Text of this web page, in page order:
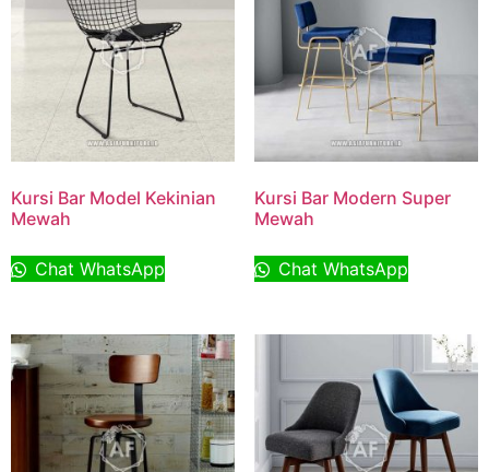
Kursi Bar Model Kekinian
Mewah
Chat WhatsApp
Kursi Bar Modern Super
Mewah
Chat WhatsApp